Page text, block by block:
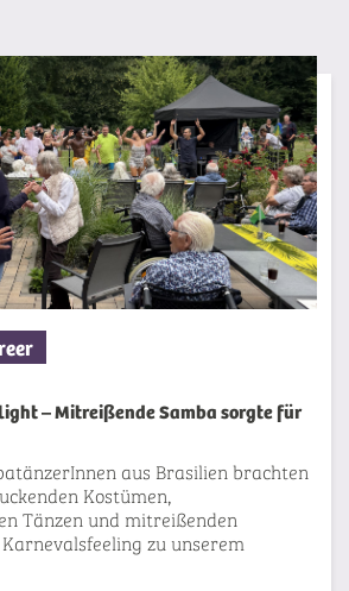
– Mitreißende Samba sorgte für
aus Brasilien brachten
Kostümen,
Tänzen und mitreißenden
zu unserem